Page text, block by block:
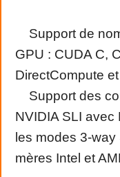
Support de
GPU : CUDA C,
DirectCompute
Support des
NVIDIA SLI avec
les modes 3-
mères Intel et